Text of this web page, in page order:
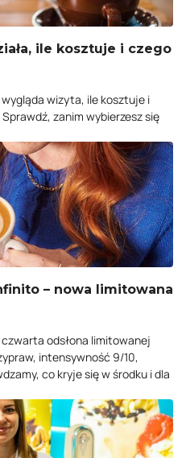
ile kosztuje i czego
wizyta, ile kosztuje i
zanim wybierzesz się
– nowa limitowana
odsłona limitowanej
intensywność 9/10,
co kryje się w środku i dla